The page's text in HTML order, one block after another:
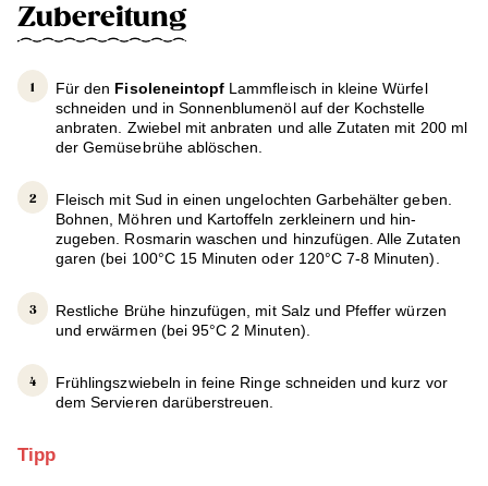
Zubereitung
Für den Fisoleneintopf Lammfleisch in kleine Würfel
schneiden und in Sonnenblumenöl auf der Kochstelle
anbraten. Zwiebel mit anbraten und alle Zutaten mit 200 ml
der Gemüsebrühe ablöschen.
Fleisch mit Sud in einen ungelochten Garbehälter geben.
Bohnen, Möhren und Kartoffeln zerkleinern und hin-
zugeben. Rosmarin waschen und hinzufügen. Alle Zutaten
garen (bei 100°C 15 Minuten oder 120°C 7-8 Minuten).
Restliche Brühe hinzufügen, mit Salz und Pfeffer würzen
und erwärmen (bei 95°C 2 Minuten).
Frühlingszwiebeln in feine Ringe schneiden und kurz vor
dem Servieren darüberstreuen.
Tipp